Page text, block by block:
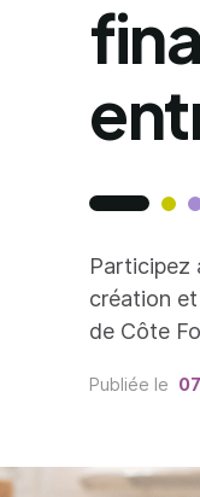
Participez
création
de Côte
Publiée le